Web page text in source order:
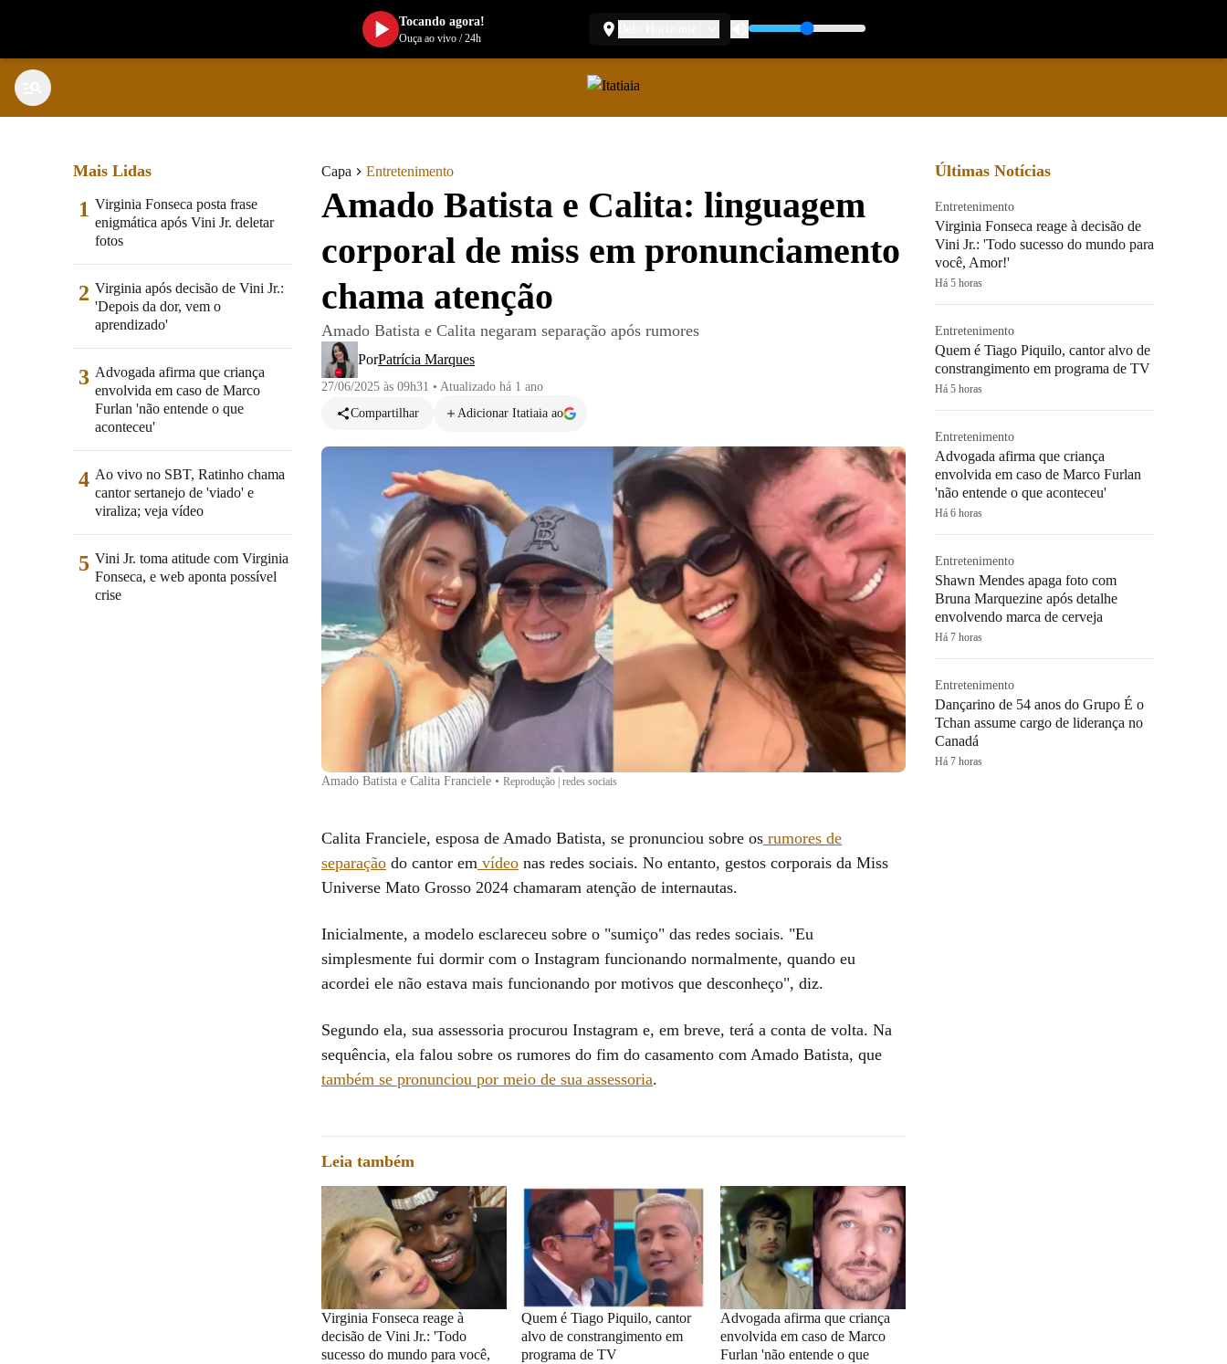
Capa Entretenimento
Amado Batista e Calita: linguagem
corporal de miss em pronunciamento
chama atenção
Amado Batista e Calita negaram separação após rumores
PorPatrícia Marques
27/06/2025 às 09h31 • Atualizado há 1 ano
Compartilhar
Adicionar Itatiaia ao
Amado Batista e Calita Franciele • Reprodução | redes sociais
Calita Franciele, esposa de Amado Batista, se pronunciou sobre os rumores de
separação do cantor em vídeo nas redes sociais. No entanto, gestos corporais da Miss
Universe Mato Grosso 2024 chamaram atenção de internautas.
Inicialmente, a modelo esclareceu sobre o "sumiço" das redes sociais. "Eu
simplesmente fui dormir com o Instagram funcionando normalmente, quando eu
acordei ele não estava mais funcionando por motivos que desconheço", diz.
Segundo ela, sua assessoria procurou Instagram e, em breve, terá a conta de volta. Na
sequência, ela falou sobre os rumores do fim do casamento com Amado Batista, que
também se pronunciou por meio de sua assessoria.
Leia também
Virginia Fonseca reage à
decisão de Vini Jr.: 'Todo
sucesso do mundo para você,
Quem é Tiago Piquilo, cantor
alvo de constrangimento em
programa de TV
Advogada afirma que criança
envolvida em caso de Marco
Furlan 'não entende o que
Mais Lidas
1 Virginia Fonseca posta frase
enigmática após Vini Jr. deletar
fotos
2 Virginia após decisão de Vini Jr.:
'Depois da dor, vem o
aprendizado'
3 Advogada afirma que criança
envolvida em caso de Marco
Furlan 'não entende o que
aconteceu'
4 Ao vivo no SBT, Ratinho chama
cantor sertanejo de 'viado' e
viraliza; veja vídeo
5 Vini Jr. toma atitude com Virginia
Fonseca, e web aponta possível
crise
Últimas Notícias
Entretenimento
Virginia Fonseca reage à decisão de
Vini Jr.: 'Todo sucesso do mundo para
você, Amor!'
Há 5 horas
Entretenimento
Quem é Tiago Piquilo, cantor alvo de
constrangimento em programa de TV
Há 5 horas
Entretenimento
Advogada afirma que criança
envolvida em caso de Marco Furlan
'não entende o que aconteceu'
Há 6 horas
Entretenimento
Shawn Mendes apaga foto com
Bruna Marquezine após detalhe
envolvendo marca de cerveja
Há 7 horas
Entretenimento
Dançarino de 54 anos do Grupo É o
Tchan assume cargo de liderança no
Canadá
Há 7 horas
Tocando agora!
Ouça ao vivo/24h